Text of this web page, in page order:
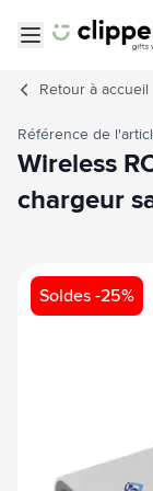
Retour à accueil
Soldes -25%
Image principale
Cliquez pour
Référence de
Wireless
chargeur